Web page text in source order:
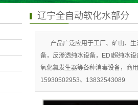
辽宁全自动软化水部分
产品广泛应用于工厂、矿山、
备，反渗透纯水设备，EDI超纯水
氧化氯发生器等各种消毒设备，商
15930502953、13832543089